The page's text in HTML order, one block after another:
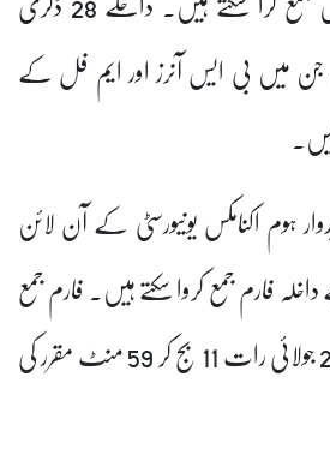
جن میں بی ایس آنرز اور ایم فل کے
ہوم اکنامکس یونیورسٹی کے آن لائن
فارم جمع کروا سکتے ہیں۔ فارم جمع
کرانے کی آخری تاریخ 27 جولائی رات 11 بج کر 59 منٹ مقرر کی